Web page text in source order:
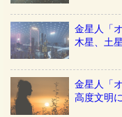
金星人「
木星、土
金星人「
高度文明